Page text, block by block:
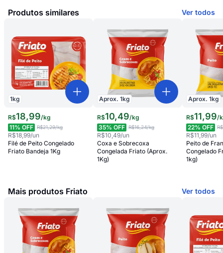
Produtos similares Ver todos
1kg
R$18,99/kg
11% OFF R$21,29/kg
R$18,99/un
Filé de Peito Congelado
Friato Bandeja 1Kg
Aprox.1kg
R$10,49/kg
35% OFF R$16,24/kg
R$10,49/un
Coxa e Sobrecoxa
Congelada Friato (Aprox.
1Kg)
Aprox.1kg
R$11,99/
22% OFF
R$11,99/un
Peito de
Congelado
1kg)
Mais produtos Friato Ver todos